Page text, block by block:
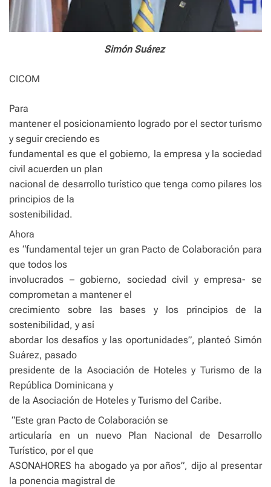
SimónSuárez
CICOM
Para
mantener el posicionamiento logrado por el sector turismo
y seguir creciendo es
fundamental es que el gobierno, la empresa y la sociedad
civil acuerden un plan
nacional de desarrollo turístico que tenga como pilares los
principios de la
sostenibilidad.
Ahora
es “fundamental tejer un gran Pacto de Colaboración para
que todos los
involucrados – gobierno, sociedad civil y empresa- se
comprometan a mantener el
crecimiento sobre las bases y los principios de la
sostenibilidad, y así
abordar los desafíos y las oportunidades”, planteó Simón
Suárez, pasado
presidente de la Asociación de Hoteles y Turismo de la
República Dominicana y
de la Asociación de Hoteles y Turismo del Caribe.
“Este gran Pacto de Colaboración se
articularía en un nuevo Plan Nacional de Desarrollo
Turístico, por el que
ASONAHORES ha abogado ya por años”, dijo al presentar
la ponencia magistral de